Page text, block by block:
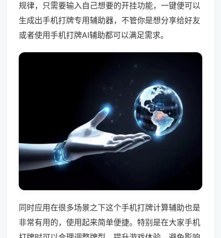
规律，只需要输入自己想要的开挂功能，一键便可以
生成出手机打牌专用辅助器，不管你是想分享给好友
或者使用手机打牌AI辅助都可以满足需求。
同时应用在很多场景之下这个手机打牌计算辅助也是
非常有用的，使用起来简单便捷。特别是在大家手机